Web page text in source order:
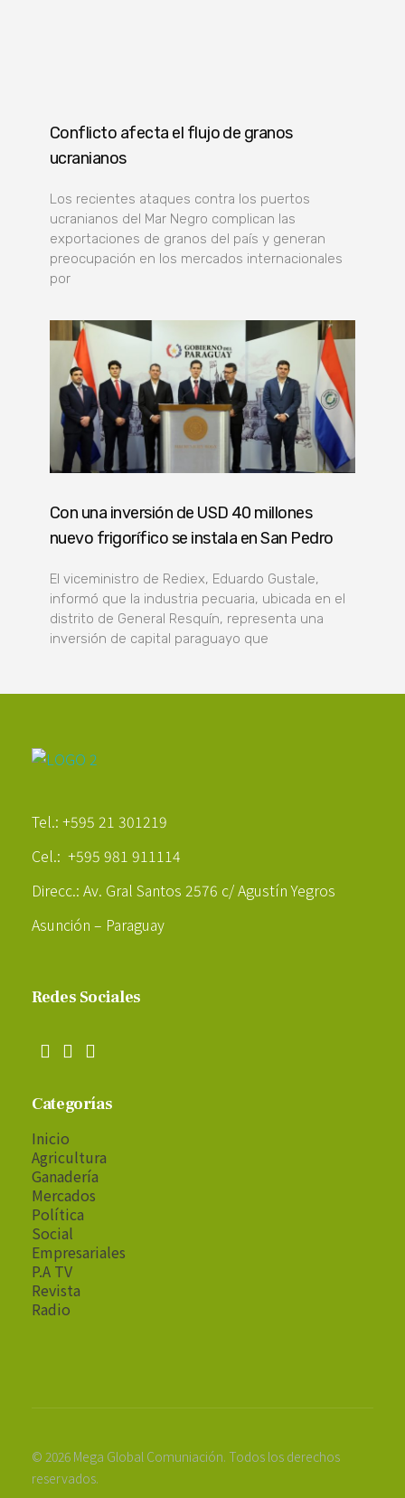
Conflicto afecta el flujo de granos
ucranianos
Los recientes ataques contra los puertos
ucranianos del Mar Negro complican las
exportaciones de granos del país y generan
preocupación en los mercados internacionales
por
Con una inversión de USD 40 millones
nuevo frigorífico se instala en San Pedro
El viceministro de Rediex, Eduardo Gustale,
informó que la industria pecuaria, ubicada en el
distrito de General Resquín, representa una
inversión de capital paraguayo que
Tel.: +595 21 301219
Cel.: +595 981 911114
Direcc.: Av. Gral Santos 2576 c/ Agustín Yegros
Asunción – Paraguay
Redes Sociales
Categorías
Inicio
Agricultura
Ganadería
Mercados
Política
Social
Empresariales
P.A TV
Revista
Radio
© 2026 Mega Global Comuniación. Todos los derechos
reservados.